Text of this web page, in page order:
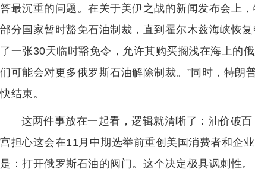
答最沉重的问题。在关于美伊之战的新闻发布会上
部分国家暂时豁免石油制裁，直到霍尔木兹海峡恢
了一张30天临时豁免令，允许其购买搁浅在海上的
们可能会对更多俄罗斯石油解除制裁。”同时，特朗
快结束。
这两件事放在一起看，逻辑就清晰了：油价破
宫担心这会在11月中期选举前重创美国消费者和企
是：打开俄罗斯石油的阀门。这个决定极具讽刺性。